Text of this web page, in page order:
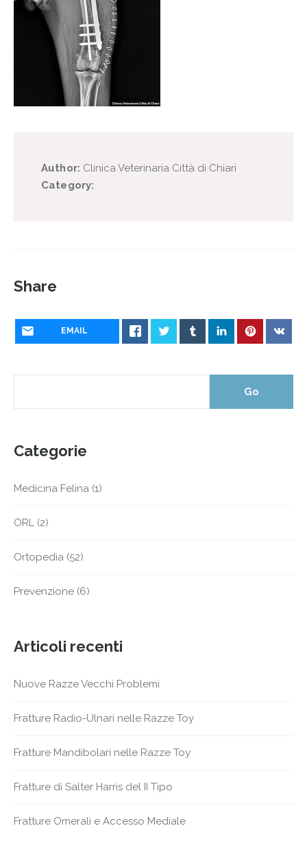
Author: Clinica Veterinaria Città di Chiari
Category:
Share
EMAIL
Categorie
Medicina Felina (1)
ORL (2)
Ortopedia (52)
Prevenzione (6)
Articoli recenti
Nuove Razze Vecchi Problemi
Fratture Radio-Ulnari nelle Razze Toy
Fratture Mandibolari nelle Razze Toy
Fratture di Salter Harris del II Tipo
Fratture Omerali e Accesso Mediale